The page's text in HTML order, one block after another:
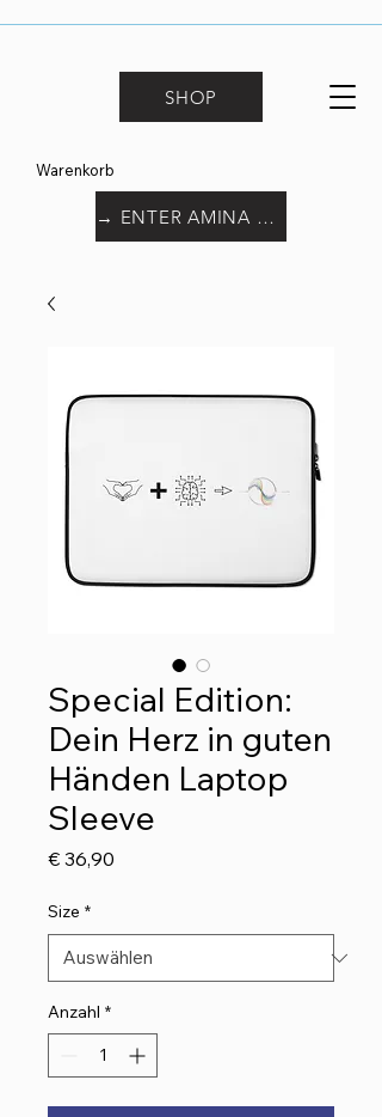
SHOP
Warenkorb
→ ENTER AMINA WORLD
Special Edition:
Dein Herz in guten
Händen Laptop
Sleeve
€ 36,90
Size *
Anzahl *